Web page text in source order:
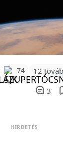
74 12
3
HIRDETÉS